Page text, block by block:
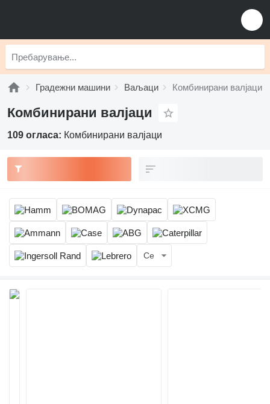
Градежни машини Ваљаци Комбинирани валјаци
Комбинирани валјаци
109 огласа: Комбинирани валјаци
Се